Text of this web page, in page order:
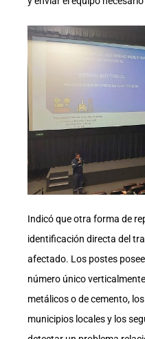
Indicó que otra forma de
identificación directa del
afectado. Los postes
número único
metálicos o de cemento,
municipios locales y los